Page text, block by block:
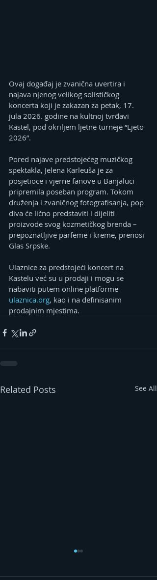
Ovaj događaj je zvanična uvertira i
najava njenog velikog solističkog
koncerta koji je zakazan za petak, 17.
jula 2026. godine na kultnoj tvrđavi
Kastel, pod okriljem ljetne turneje “Ljeto
2026”.
Pored najave predstojećeg muzičkog
spektakla, Jelena Karleuša je za
posjetioce i vjerne fanove u Banjaluci
pripremila poseban program. Tokom
druženja i zvaničnog fotografisanja, pop
diva će lično predstaviti i dijeliti
proizvode svog kozmetičkog brenda –
prepoznatljive parfeme i kreme, prenosi
Glas Srpske.
Ulaznice za predstojeći koncert na
Kastelu već su u prodaji i mogu se
nabaviti putem online platforme
ulaznica.org, kao i na definisanim
prodajnim mjestima.
Related Posts See All